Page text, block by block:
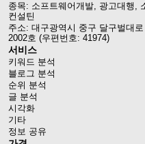
종목: 소프트웨어개발, 광고대행,
컨설틴
주소: 대구광역시 중구 달구벌대
2002호 (우편번호: 41974)
서비스
키워드 분석
블로그 분석
순위 분석
글 분석
시각화
기타
정보 공유